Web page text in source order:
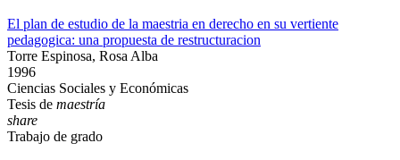
El plan de estudio de la maestria en derecho en su vertiente
pedagogica: una propuesta de restructuracion
Torre Espinosa, Rosa Alba
1996
Ciencias Sociales y Económicas
Tesis de maestría
share
Trabajo de grado